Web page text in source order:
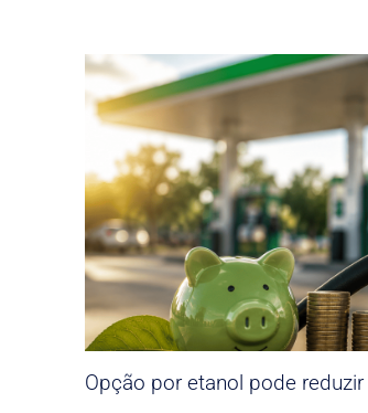
Opção por etanol pode